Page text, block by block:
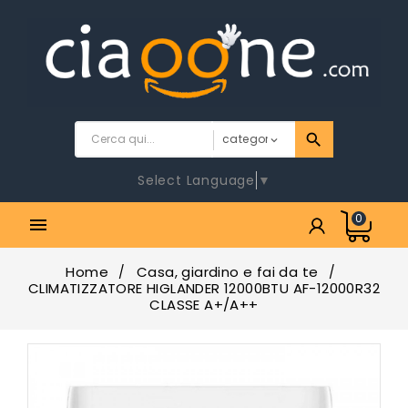
Select Language ▼
 0
Home
Casa, giardino e fai da te
CLIMATIZZATORE HIGLANDER 12000BTU AF-12000R32
CLASSE A+/A++